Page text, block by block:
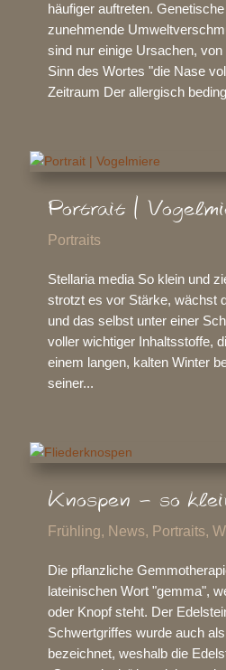
häufiger auftreten.
zunehmende
sind nur einige Ursachen,
Sinn des Wortes "die Nase
Zeitraum Der allergisch
Portrait |
Portraits
Stellaria media So klein und
strotzt es vor Stärke, wächst
und das selbst unter einer
voller wichtiger Inhaltsstoffe,
einem langen, kalten Winter
seiner...
Knospen – so
Frühling, News, Portraits,
Die pflanzliche
lateinischen Wort "gemma",
oder Knopf steht. Der
Schwertgriffes wurde auch als
bezeichnet, weshalb die